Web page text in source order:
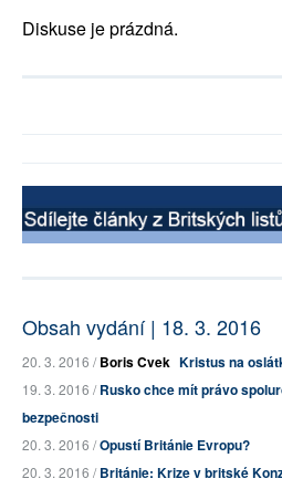
Diskuse je prázdná.
Obsah vydání | 18. 3. 2016
20. 3. 2016 /Boris Cvek Kristus na
19. 3. 2016 /Rusko chce mít právo
bezpečnosti
20. 3. 2016 /Opustí Británie Evropu?
20. 3. 2016 /Británie: Krize v britské